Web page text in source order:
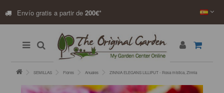
Envío gratis a partir de 200€*
SEMILLAS Flores Anuales ZINNIA ELEGANS LILLIPUT - Rosa mística, Zinnia